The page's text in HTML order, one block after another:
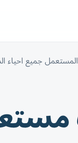
المستعمل جميع احياء